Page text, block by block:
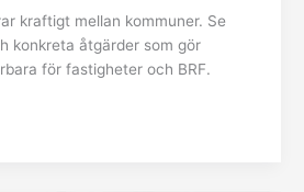
kraftigt mellan kommuner. Se
konkreta åtgärder som gör
för fastigheter och BRF.